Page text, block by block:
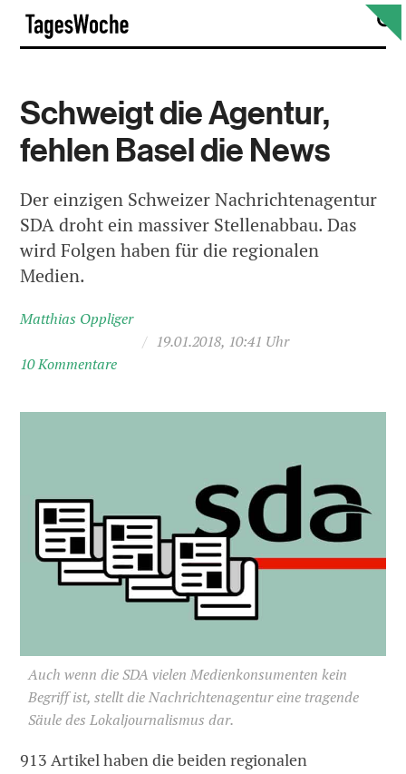
Skip
content
Schweigt die Agentur,
fehlen Basel die News
Der einzigen Schweizer Nachrichtenagentur
SDA droht ein massiver Stellenabbau. Das
wird Folgen haben für die regionalen
Medien.
Matthias Oppliger
/ 19.01.2018, 10:41 Uhr
10 Kommentare
Auch wenn die SDA vielen Medienkonsumenten kein
Begriff ist, stellt die Nachrichtenagentur eine tragende
Säule des Lokaljournalismus dar.
913 Artikel haben die beiden regionalen